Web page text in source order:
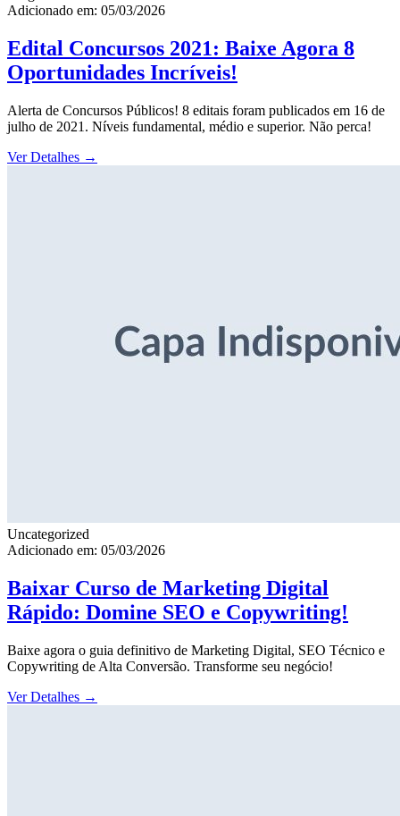
Adicionado em: 05/03/2026
Edital Concursos 2021: Baixe Agora 8
Oportunidades Incríveis!
Alerta de Concursos Públicos! 8 editais foram publicados em 16 de
julho de 2021. Níveis fundamental, médio e superior. Não perca!
Ver Detalhes →
Uncategorized
Adicionado em: 05/03/2026
Baixar Curso de Marketing Digital
Rápido: Domine SEO e Copywriting!
Baixe agora o guia definitivo de Marketing Digital, SEO Técnico e
Copywriting de Alta Conversão. Transforme seu negócio!
Ver Detalhes →